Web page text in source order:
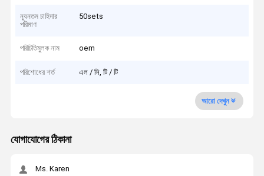
ন্যূনতম চাহিদার
পরিমাণ
50sets
পরিচিতিমুলক নাম oem
পরিশোধের শর্ত এল / সি, টি / টি
আরো দেখুন
যোগাযোগের ঠিকানা
Ms. Karen